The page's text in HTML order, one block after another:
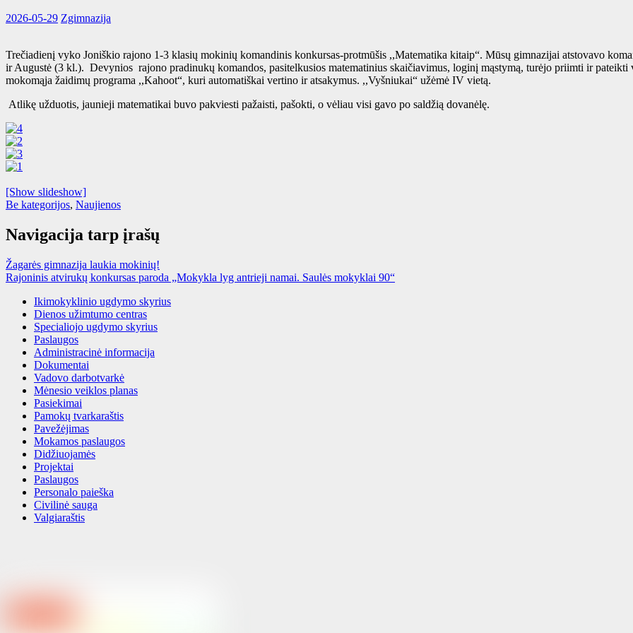
2026-05-29 Zgimnazija
Trečiadienį vyko Joniškio rajono 1-3 klasių mokinių komandinis konkursas-protmūšis ,,Matematika kitaip“. Mūsų gimnazijai atstovavo
ir Augustė (3 kl.). Devynios rajono pradinukų komandos, pasitelkusios matematinius skaičiavimus, loginį mąstymą, turėjo priimti ir
mokomąja žaidimų programa ,,Kahoot“, kuri automatiškai vertino ir atsakymus. ,,Vyšniukai“ užėmė IV vietą.
Atlikę užduotis, jaunieji matematikai buvo pakviesti pažaisti, pašokti, o vėliau visi gavo po saldžią dovanėlę.
[Show slideshow]
Be kategorijos, Naujienos
Navigacija tarp įrašų
Žagarės gimnazija laukia mokinių!
Rajoninis atvirukų konkursas paroda „Mokykla lyg antrieji namai. Saulės mokyklai 90“
Ikimokyklinio ugdymo skyrius
Dienos užimtumo centras
Specialiojo ugdymo skyrius
Paslaugos
Administracinė informacija
Dokumentai
Vadovo darbotvarkė
Mėnesio veiklos planas
Pasiekimai
Pamokų tvarkaraštis
Pavežėjimas
Mokamos paslaugos
Didžiuojamės
Projektai
Paslaugos
Personalo paieška
Civilinė sauga
Valgiaraštis